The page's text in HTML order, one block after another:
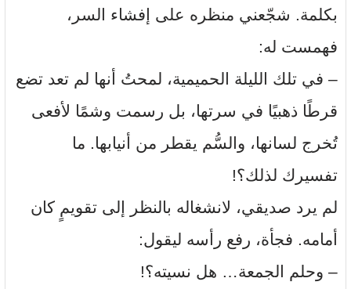
بكلمة. شجّعني منظره على إفشاء السر،
فهمست له:
– في تلك الليلة الحميمية، لمحتُ أنها لم تعد تضع
قرطًا ذهبيًا في سرتها، بل رسمت وشمًا لأفعى
تُخرج لسانها، والسُّم يقطر من أنيابها. ما
تفسيرك لذلك؟!
لم يرد صديقي، لانشغاله بالنظر إلى تقويمٍ كان
أمامه. فجأة، رفع رأسه ليقول:
– وحلم الجمعة… هل نسيته؟!